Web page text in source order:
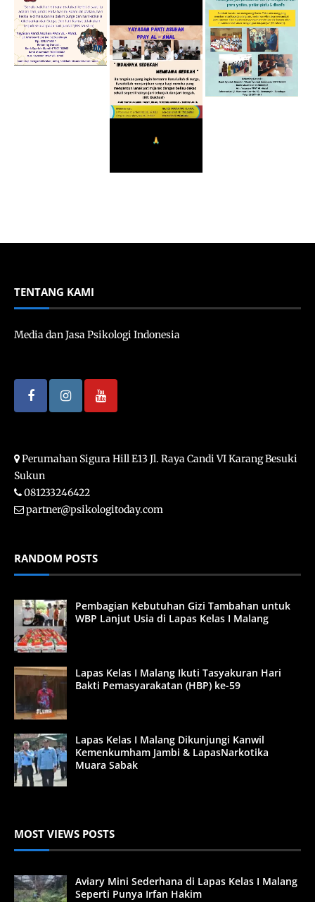
TENTANG KAMI
Media dan Jasa Psikologi Indonesia
Perumahan Sigura Hill E13 Jl. Raya Candi VI Karang Besuki
Sukun
081233246422
partner@psikologitoday.com
RANDOM POSTS
Pembagian Kebutuhan Gizi Tambahan untuk
WBP Lanjut Usia di Lapas Kelas I Malang
Lapas Kelas I Malang Ikuti Tasyakuran Hari
Bakti Pemasyarakatan (HBP) ke-59
Lapas Kelas I Malang Dikunjungi Kanwil
Kemenkumham Jambi & LapasNarkotika
Muara Sabak
MOST VIEWS POSTS
Aviary Mini Sederhana di Lapas Kelas I Malang
Seperti Punya Irfan Hakim